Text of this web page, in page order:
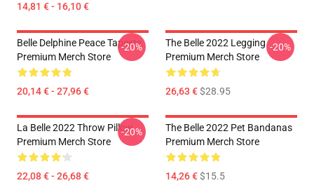
14,81 € - 16,10 €
Belle Delphine Peace Tapests
Premium Merch Store
20,14 € - 27,96 €
-20%
The Belle 2022 Legging
Premium Merch Store
26,63 €$28.95
-20%
La Belle 2022 Throw Pillow
Premium Merch Store
22,08 € - 26,68 €
-20%
The Belle 2022 Pet Bandanas
Premium Merch Store
14,26 €$15.5